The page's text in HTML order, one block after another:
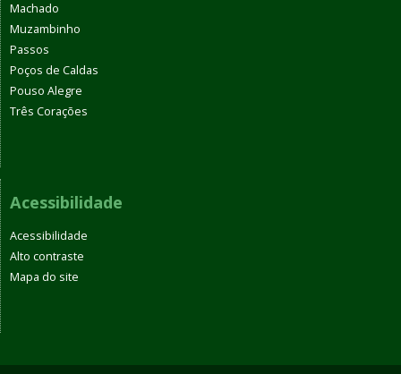
Machado
Muzambinho
Passos
Poços de Caldas
Pouso Alegre
Três Corações
Acessibilidade
Acessibilidade
Alto contraste
Mapa do site